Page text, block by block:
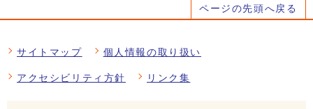
ページの先頭へ戻る
サイトマップ 個人情報の取り扱い
アクセシビリティ方針 リンク集